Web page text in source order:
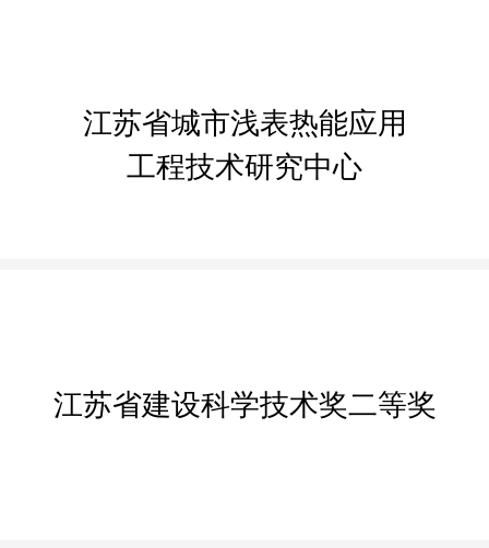
江苏省建设科学技术奖二等奖
江苏省城市浅表热能应用
工程技术研究中心